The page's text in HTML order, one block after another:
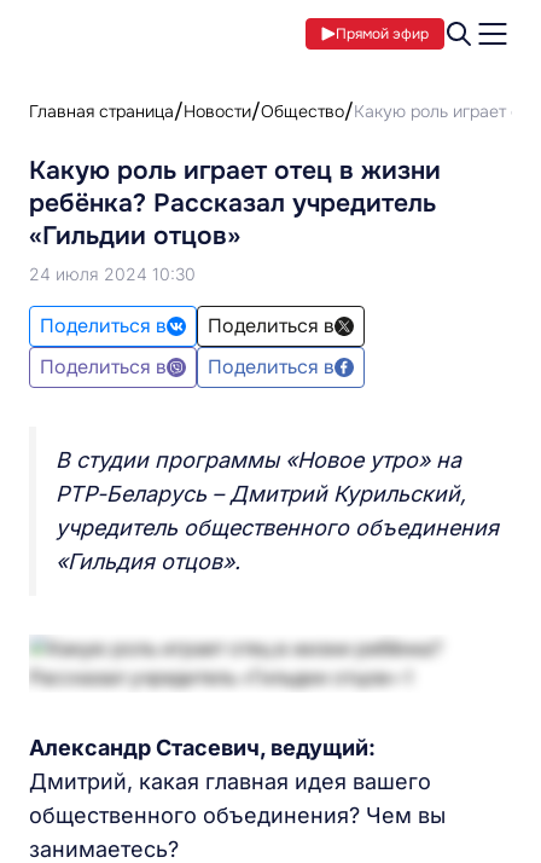
Прямой эфир
Главная страница Новости Общество Какую роль играет
Какую роль играет отец в жизни
ребёнка? Рассказал учредитель
«Гильдии отцов»
24 июля 2024 10:30
Поделиться в
Поделиться в
Поделиться в
Поделиться в
В студии программы «Новое утро» на
РТР-Беларусь – Дмитрий Курильский,
учредитель общественного объединения
«Гильдия отцов».
Александр Стасевич, ведущий:
Дмитрий, какая главная идея вашего
общественного объединения? Чем вы
занимаетесь?